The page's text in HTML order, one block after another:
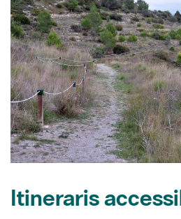
Itineraris
La Xarxa de Parcs Naturals disposa